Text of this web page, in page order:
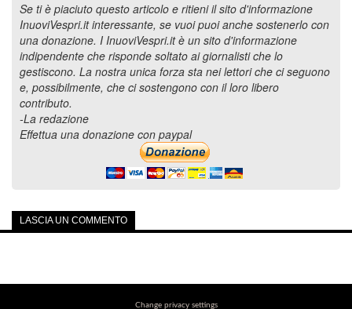
Se ti è piaciuto questo articolo e ritieni il sito d'informazione
InuoviVespri.it interessante, se vuoi puoi anche sostenerlo con
una donazione. I InuoviVespri.it è un sito d'informazione
indipendente che risponde soltato ai giornalisti che lo
gestiscono. La nostra unica forza sta nei lettori che ci seguono
e, possibilmente, che ci sostengono con il loro libero
contributo.
-La redazione
Effettua una donazione con paypal
LASCIA UN COMMENTO
Change privacy settings